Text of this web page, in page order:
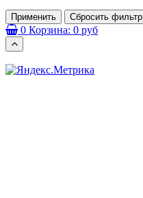
Применить Сбросить фильтр
0 Корзина: 0 руб